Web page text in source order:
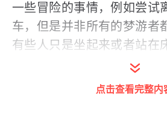
一些冒险的事情，例如尝试
车，但是并非所有的梦游者
有些人只是坐起来或者站在
好像他们很清醒一样，而实
点击查看完整内